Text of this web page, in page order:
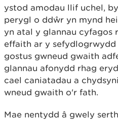
ystod amodau llif uchel,
perygl o ddŵr yn mynd
yn atal y glannau cyfagos
effaith ar y sefydlogrwydd
gostus gwneud gwaith
glannau afonydd rhag
cael caniatadau a
wneud gwaith o'r fath.
Mae nentydd â gwely